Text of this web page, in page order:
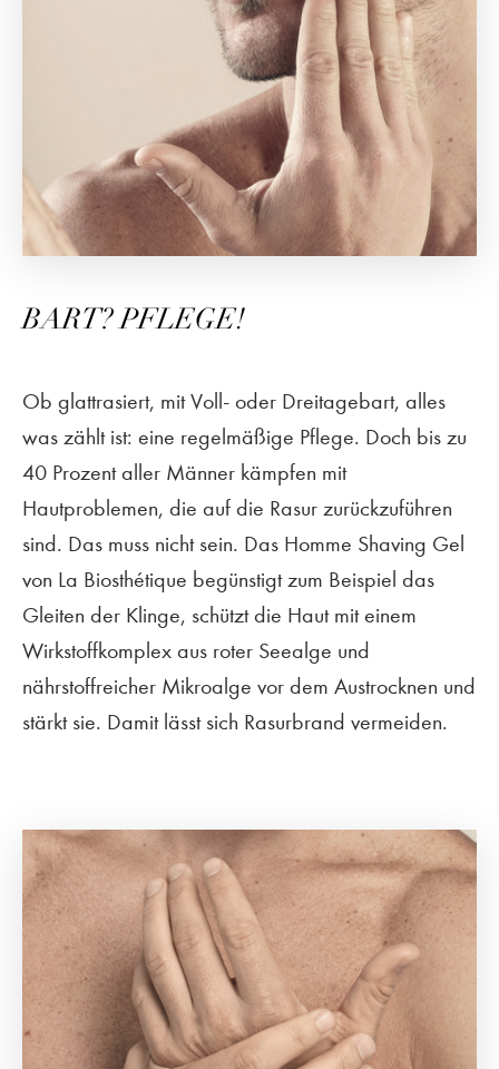
BART? PFLEGE!
Ob glattrasiert, mit Voll- oder Dreitagebart, alles
was zählt ist: eine regelmäßige Pflege. Doch bis zu
40 Prozent aller Männer kämpfen mit
Hautproblemen, die auf die Rasur zurückzuführen
sind. Das muss nicht sein. Das Homme Shaving Gel
von La Biosthétique begünstigt zum Beispiel das
Gleiten der Klinge, schützt die Haut mit einem
Wirkstoffkomplex aus roter Seealge und
nährstoffreicher Mikroalge vor dem Austrocknen und
stärkt sie. Damit lässt sich Rasurbrand vermeiden.